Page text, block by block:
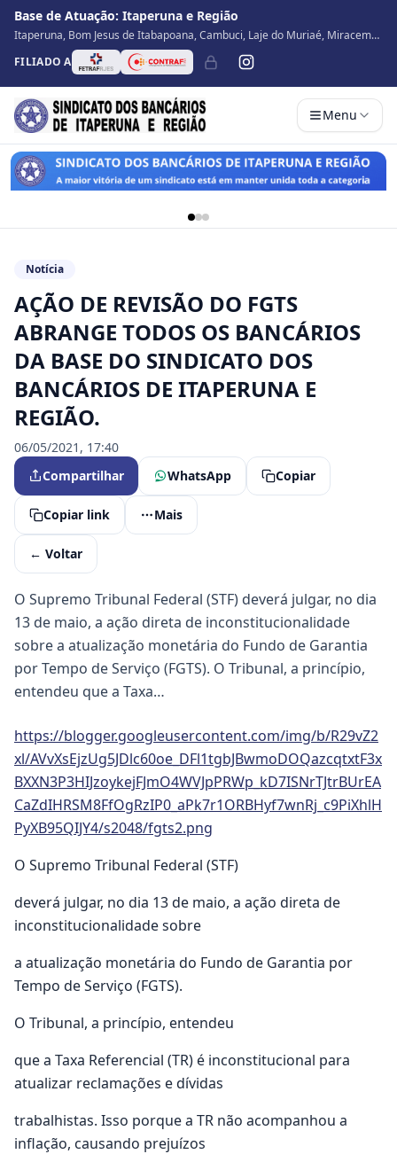
Base de Atuação: Itaperuna e Região
Itaperuna, Bom Jesus de Itabapoana, Cambuci, Laje do Muriaé, Miracema,
Natividade, Porciúncula, São José de Ubá, Santo Antônio de Pádua, Varre
Sai
FILIADO A
Menu
Notícia
AÇÃO DE REVISÃO DO FGTS
ABRANGE TODOS OS BANCÁRIOS
DA BASE DO SINDICATO DOS
BANCÁRIOS DE ITAPERUNA E
REGIÃO.
06/05/2021, 17:40
Compartilhar
WhatsApp Copiar
Copiar link Mais
← Voltar
O Supremo Tribunal Federal (STF) deverá julgar, no dia
13 de maio, a ação direta de inconstitucionalidade
sobre a atualização monetária do Fundo de Garantia
por Tempo de Serviço (FGTS). O Tribunal, a princípio,
entendeu que a Taxa…
https://blogger.googleusercontent.com/img/b/R29vZ2
xl/AVvXsEjzUg5JDlc60oe_DFl1tgbJBwmoDOQazcqtxtF3x
BXXN3P3HIJzoykejFJmO4WVJpPRWp_kD7ISNrTJtrBUrEA
CaZdIHRSM8FfOgRzIP0_aPk7r1ORBHyf7wnRj_c9PiXhlH
PyXB95QIJY4/s2048/fgts2.png
O Supremo Tribunal Federal (STF)
deverá julgar, no dia 13 de maio, a ação direta de
inconstitucionalidade sobre
a atualização monetária do Fundo de Garantia por
Tempo de Serviço (FGTS).
O Tribunal, a princípio, entendeu
que a Taxa Referencial (TR) é inconstitucional para
atualizar reclamações e dívidas
trabalhistas. Isso porque a TR não acompanhou a
inflação, causando prejuízos